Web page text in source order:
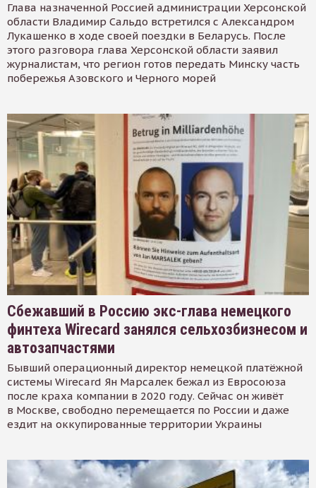
Глава назначенной Россией администрации Херсонской
области Владимир Сальдо встретился с Александром
Лукашенко в ходе своей поездки в Беларусь. После
этого разговора глава Херсонской области заявил
журналистам, что регион готов передать Минску часть
побережья Азовского и Черного морей
Сбежавший в Россию экс-глава немецкого
финтеха Wirecard занялся сельхозбизнесом и
автозапчастями
Бывший операционный директор немецкой платёжной
системы Wirecard Ян Марсалек бежал из Евросоюза
после краха компании в 2020 году. Сейчас он живёт
в Москве, свободно перемещается по России и даже
ездит на оккупированные территории Украины